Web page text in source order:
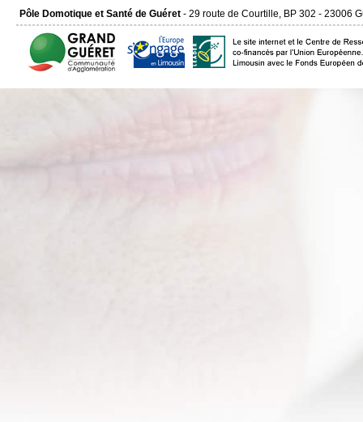
Pôle Domotique et Santé de Guéret - 29 route de Courtille, BP 302 - 23006